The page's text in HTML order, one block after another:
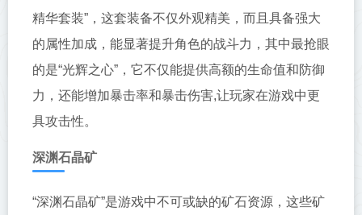
精华套装”，这套装备不仅外观精美，而且具备强大
的属性加成，能显著提升角色的战斗力，其中最抢眼
的是“光辉之心”，它不仅能提供高额的生命值和防御
力，还能增加暴击率和暴击伤害,让玩家在游戏中更
具攻击性。
深渊石晶矿
“深渊石晶矿”是游戏中不可或缺的矿石资源，这些矿